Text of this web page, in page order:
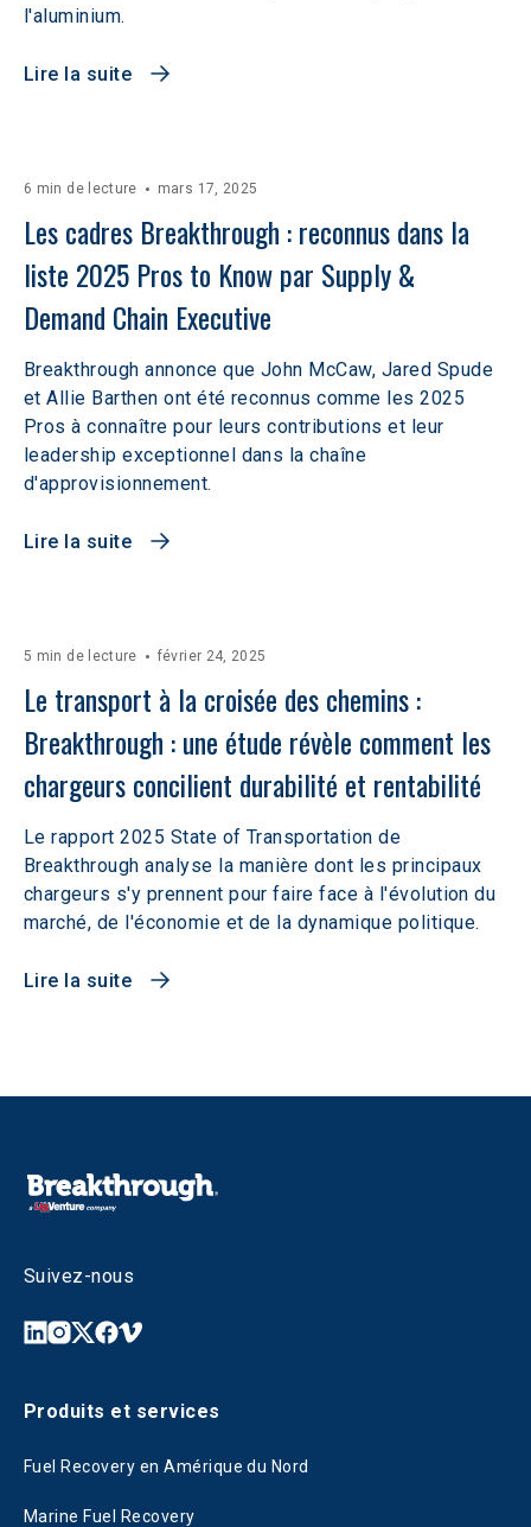
l'aluminium.
Lire la suite
6 min de lecture mars 17, 2025
Les cadres Breakthrough : reconnus dans la
liste 2025 Pros to Know par Supply &
Demand Chain Executive
Breakthrough annonce que John McCaw, Jared Spude
et Allie Barthen ont été reconnus comme les 2025
Pros à connaître pour leurs contributions et leur
leadership exceptionnel dans la chaîne
d'approvisionnement.
Lire la suite
5 min de lecture février 24, 2025
Le transport à la croisée des chemins :
Breakthrough : une étude révèle comment les
chargeurs concilient durabilité et rentabilité
Le rapport 2025 State of Transportation de
Breakthrough analyse la manière dont les principaux
chargeurs s'y prennent pour faire face à l'évolution du
marché, de l'économie et de la dynamique politique.
Lire la suite
Suivez-nous
Produits et services
Fuel Recovery en Amérique du Nord
Marine Fuel Recovery